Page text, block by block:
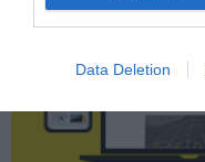
Data Deletion